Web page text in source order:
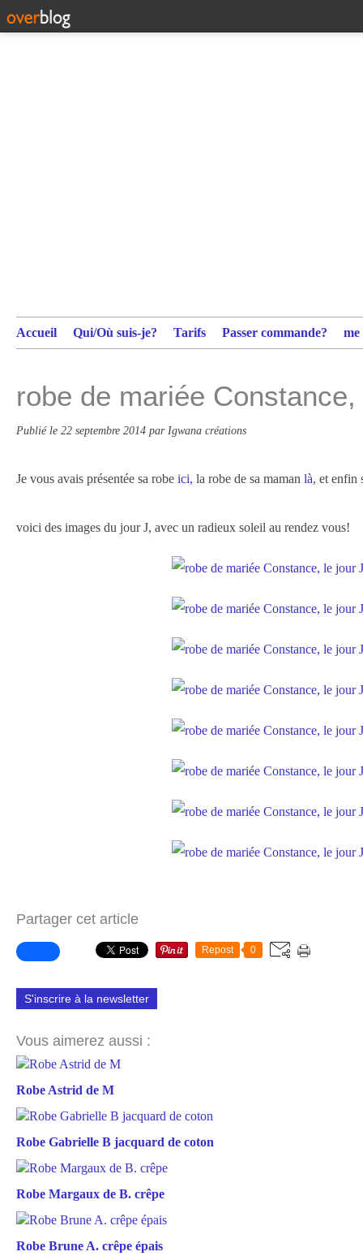
Accueil Qui/Où suis-je? Tarifs Passer commande?
robe de mariée
Publié le 22 septembre 2014 par Igwana créations
Je vous avais présentée sa robe ici, la robe de sa maman là, et enfin
voici des images du jour J, avec un radieux soleil au rendez vous!
Partager cet article
Repost 0
S'inscrire à la newsletter
Vous aimerez aussi :
Robe Astrid de M
Robe Gabrielle B jacquard de coton
Robe Margaux de B. crêpe
Robe Brune A. crêpe épais